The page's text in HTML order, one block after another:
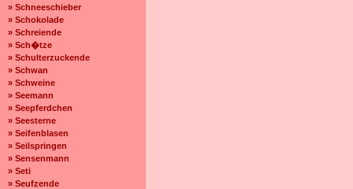
» Schneeschieber
» Schokolade
» Schreiende
» Sch�tze
» Schulterzuckende
» Schwan
» Schweine
» Seemann
» Seepferdchen
» Seesterne
» Seifenblasen
» Seilspringen
» Sensenmann
» Seti
» Seufzende